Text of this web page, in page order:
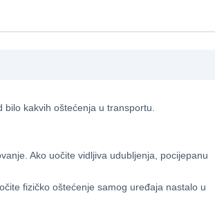
kakvih oštećenja u transportu.
Ako uočite vidljiva udubljenja, pocijepanu
fizičko oštećenje samog uređaja nastalo u